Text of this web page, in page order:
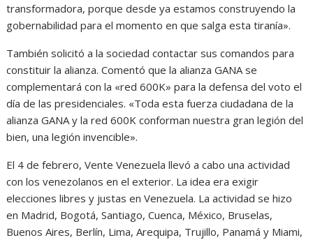
transformadora, porque desde ya estamos construyendo la
gobernabilidad para el momento en que salga esta tiranía».
También solicitó a la sociedad contactar sus comandos para
constituir la alianza. Comentó que la alianza GANA se
complementará con la «red 600K» para la defensa del voto el
día de las presidenciales. «Toda esta fuerza ciudadana de la
alianza GANA y la red 600K conforman nuestra gran legión del
bien, una legión invencible».
El 4 de febrero, Vente Venezuela llevó a cabo una actividad
con los venezolanos en el exterior. La idea era exigir
elecciones libres y justas en Venezuela. La actividad se hizo
en Madrid, Bogotá, Santiago, Cuenca, México, Bruselas,
Buenos Aires, Berlín, Lima, Arequipa, Trujillo, Panamá y Miami,